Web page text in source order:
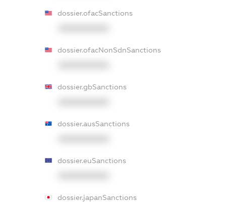
dossier.ofacSanctions
dossier.ofacNonSdnSanctions
dossier.gbSanctions
dossier.ausSanctions
dossier.euSanctions
dossier.japanSanctions